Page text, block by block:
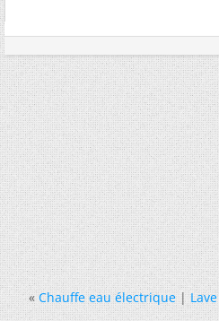
« Chauffe eau électrique|